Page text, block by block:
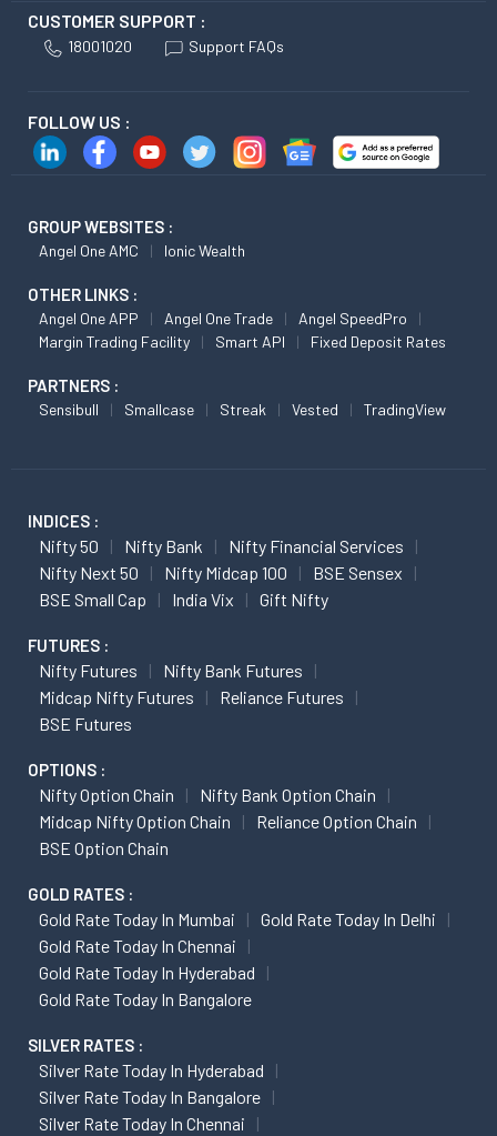
CUSTOMER SUPPORT :
18001020 Support FAQs
FOLLOW US :
GROUP WEBSITES :
Angel One AMC Ionic Wealth
OTHER LINKS :
Angel One APP Angel One Trade
Angel SpeedPro
Margin Trading Facility
Smart API Fixed Deposit Rates
PARTNERS :
Sensibull Smallcase Streak Vested TradingView
INDICES :
Nifty 50 Nifty Bank
Nifty Financial Services
Nifty Next 50
Nifty Midcap 100
BSE Sensex
BSE Small Cap
India Vix Gift Nifty
FUTURES :
Nifty Futures
Nifty Bank Futures
Midcap Nifty Futures
Reliance Futures
BSE Futures
OPTIONS :
Nifty Option Chain
Nifty Bank Option Chain
Midcap Nifty Option Chain
Reliance Option Chain
BSE Option Chain
GOLD RATES :
Gold Rate Today In Mumbai
Gold Rate Today In Delhi
Gold Rate Today In Chennai
Gold Rate Today In Hyderabad
Gold Rate Today In Bangalore
SILVER RATES :
Silver Rate Today In Hyderabad
Silver Rate Today In Bangalore
Silver Rate Today In Chennai